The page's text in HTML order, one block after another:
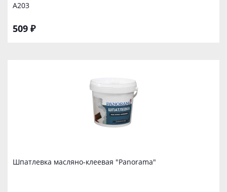
А203
509 ₽
Шпатлевка масляно-клеевая "Panorama"